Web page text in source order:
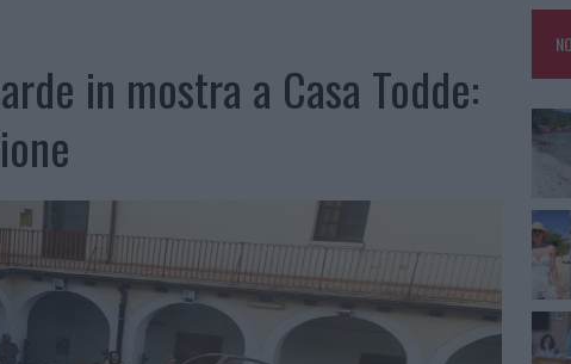
in mostra a Casa Todde: